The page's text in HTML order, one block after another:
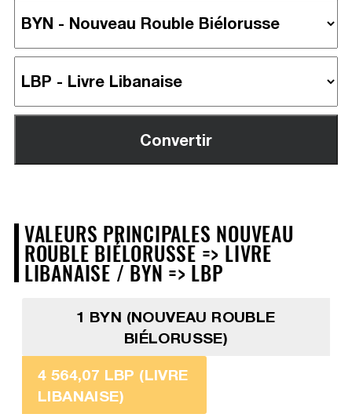
VALEURS PRINCIPALES NOUVEAU
ROUBLE BIÉLORUSSE => LIVRE
LIBANAISE / BYN => LBP
1 BYN (NOUVEAU ROUBLE
BIÉLORUSSE)
4 564,07 LBP (LIVRE
LIBANAISE)